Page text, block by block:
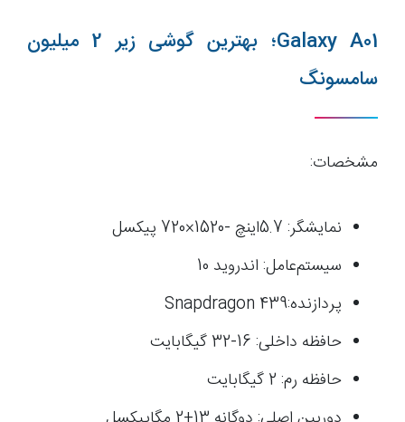
Galaxy A01؛ بهترین گوشی زیر 2 میلیون
سامسونگ
مشخصات:
نمایشگر: 5.7اینچ -1520×720 پیکسل
سیستم‌عامل: اندروید 10
پردازنده:Snapdragon 439
حافظه داخلی: 16-32 گیگابایت
حافظه رم: 2 گیگابایت